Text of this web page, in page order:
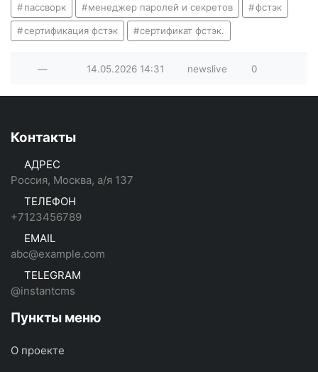
пассворк менеджер паролей и секретов фстэк
сертификация фстэк сертификат фстэк.
— 14.05.2026 14:31 newslive 0
Контакты
АДРЕС
Россия, Москва, а/я 137
ТЕЛЕФОН
+7123456789
EMAIL
abc@example.com
TELEGRAM
@instantcms
Пункты меню
О проекте